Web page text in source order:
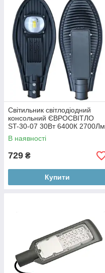
Світильник світлодіодний
консольний ЄВРОСВІТЛО
ST-30-07 30Вт 6400К 2700Лм
IP65 (000053641)
В наявності
729 ₴
Купити